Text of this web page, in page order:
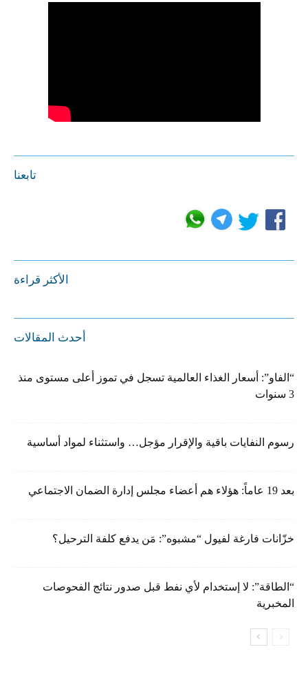
تابعنا
الأكثر قراءة
أحدث المقالات
“الفاو”: أسعار الغذاء العالمية تسجل في تموز أعلى مستوى منذ
3 سنوات
رسوم النفايات باقية والإقرار مؤجل… واستثناء لمواد أساسية
بعد 19 عاماً: هؤلاء هم أعضاء مجلس إدارة الضمان الاجتماعي
خزّانات فارغة لفيول “مشبوه”: مَن يدفع كلفة الترحيل؟
“الطاقة”: لا إستخدام لأي نفط قبل صدور نتائج الفحوصات
المخبرية